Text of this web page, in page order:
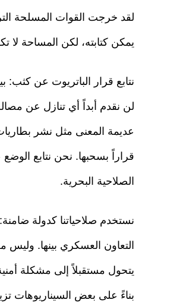
لقد خرجت القوات المسلحة
يمكن كتابته، لكن المساحة لا
نتابع قرار الباتريوت عن
لن نقدم أبداً أي تنازل عن
عديمة المعنى مثل نشر
قراراً بسحبها. نحن نتابع
الصلاحية البحرية.
نستخدم صلاحياتنا كدولة ضامنة:
التعاون العسكري بينها.
يتحول مستقبلاً إلى مشكلة
بناءً على بعض السيناريوهات